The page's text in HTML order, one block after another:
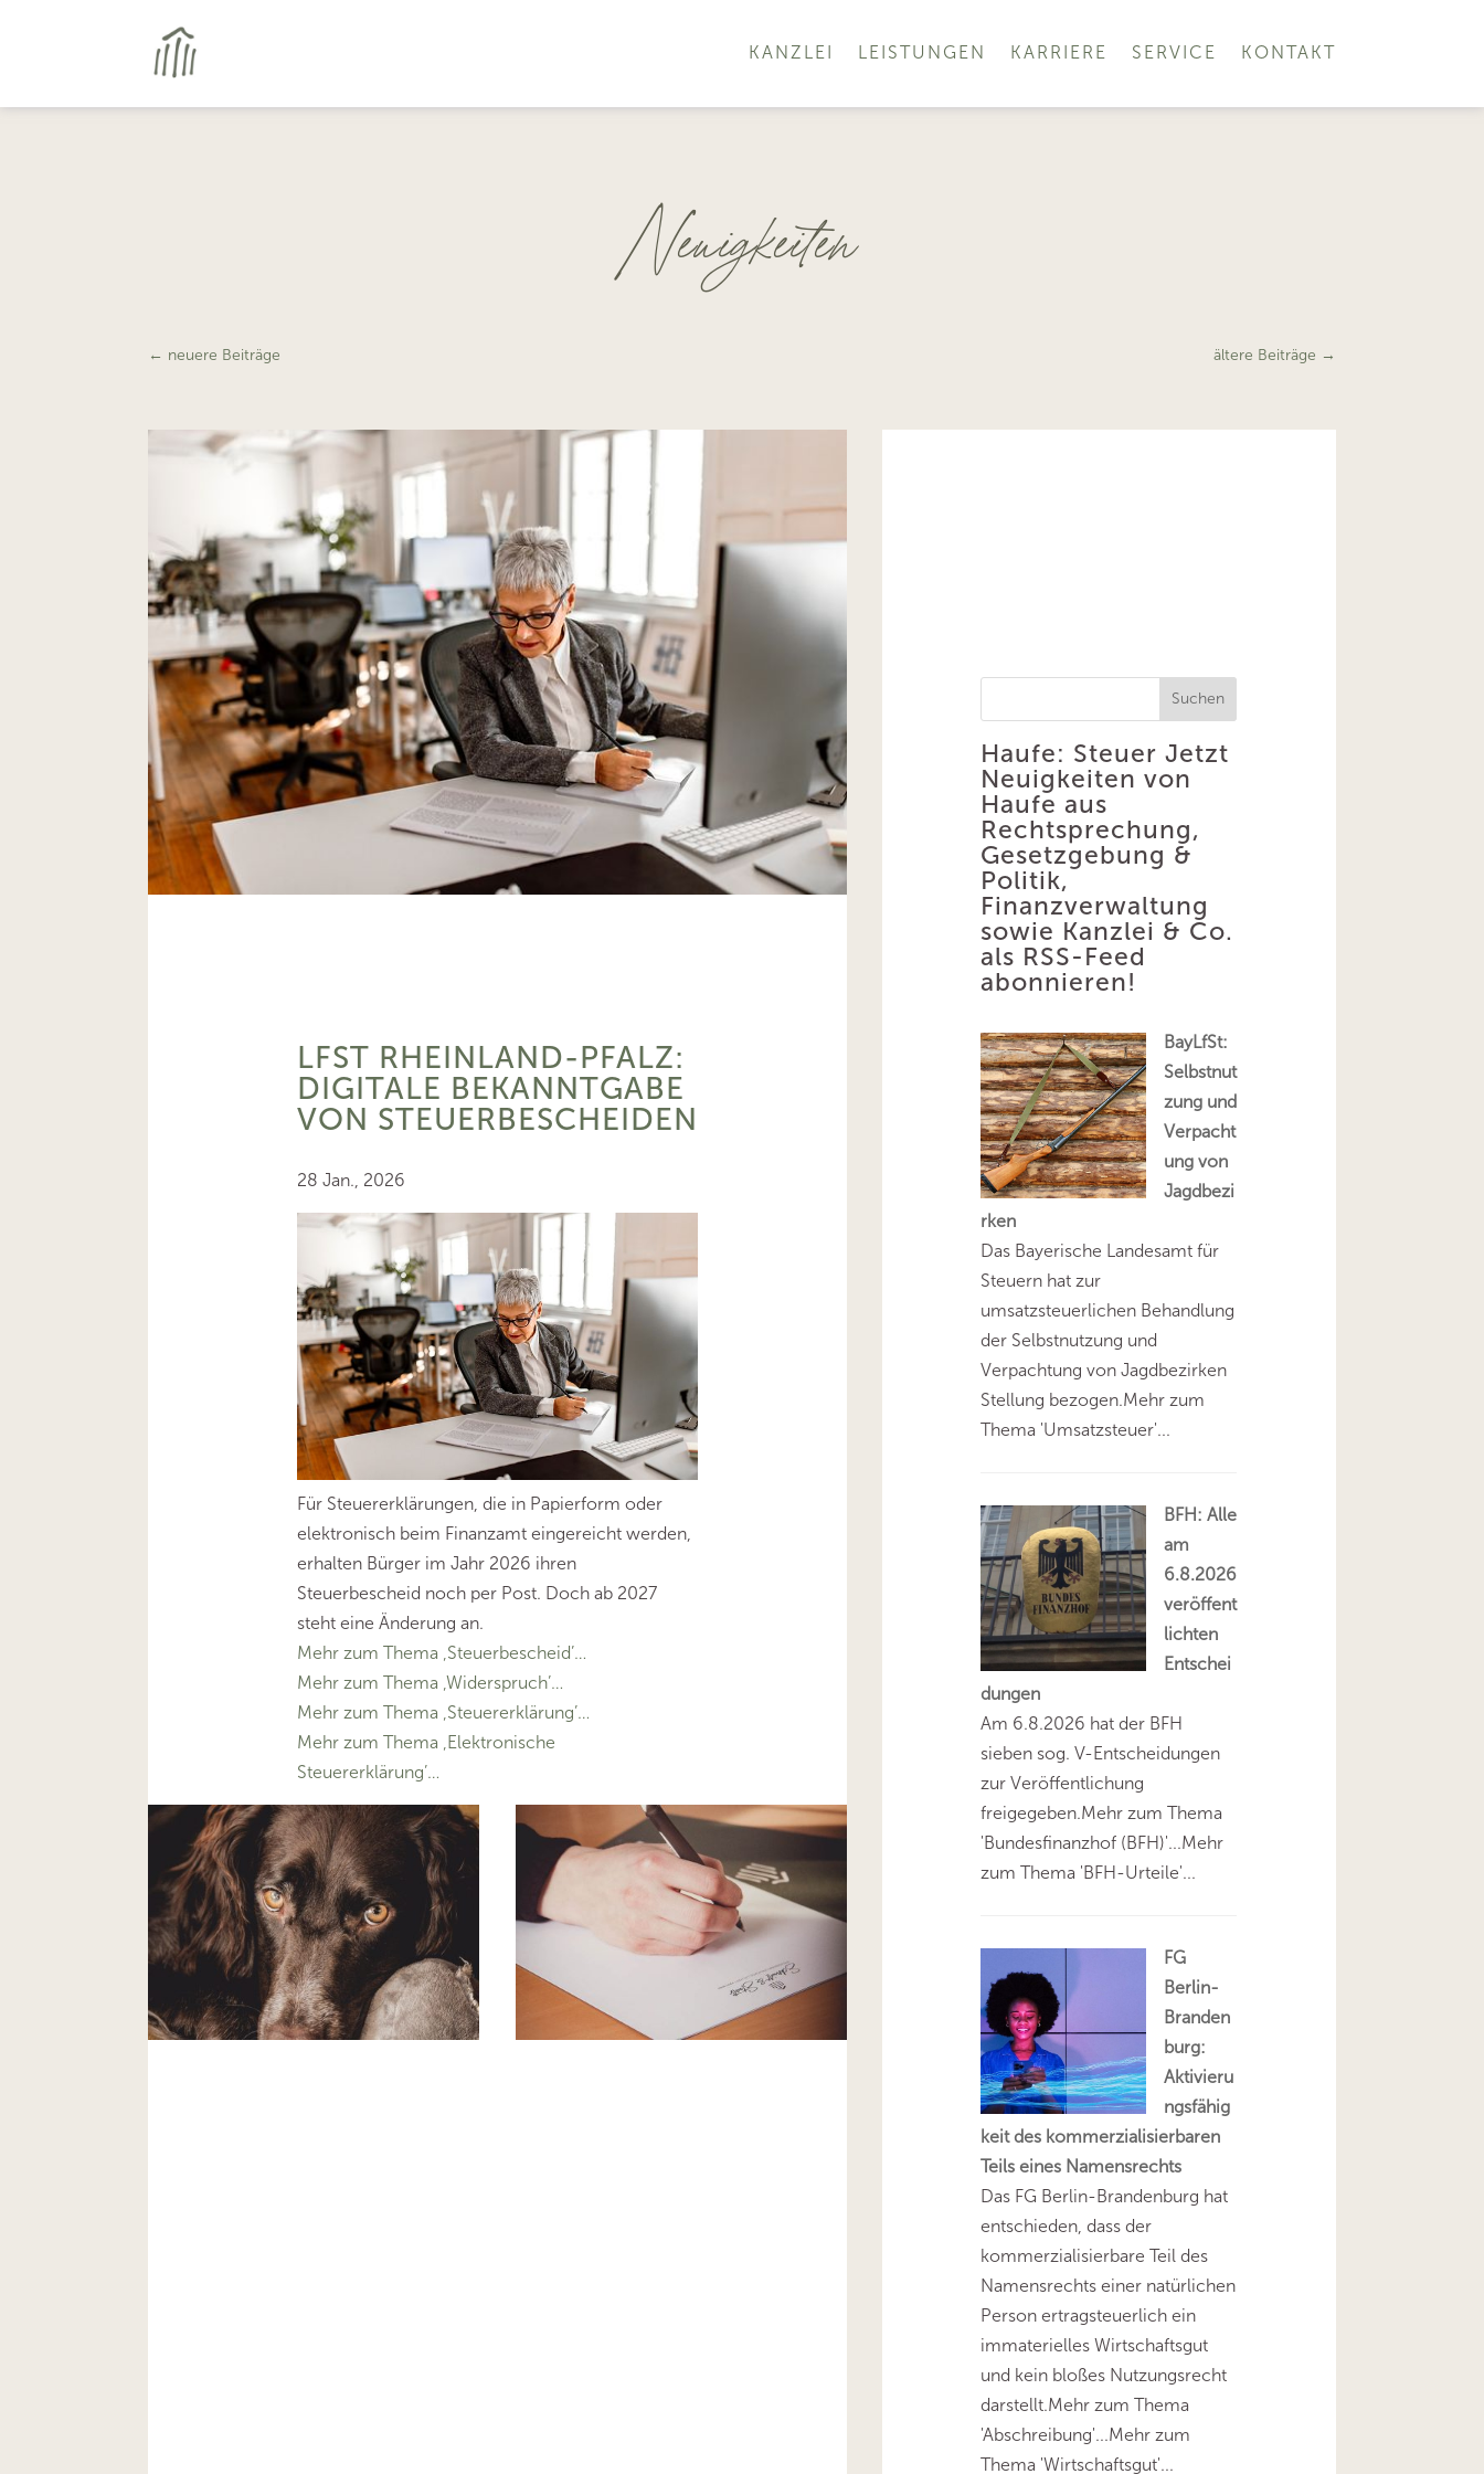
KANZLEI LEISTUNGEN KARRIERE SERVICE KONTAKT
Neuigkeiten
← neuere Beiträge ältere Beiträge →
LFST RHEINLAND-PFALZ:
DIGITALE BEKANNTGABE
VON STEUERBESCHEIDEN
28 Jan., 2026
Für Steuererklärungen, die in Papierform oder
elektronisch beim Finanzamt eingereicht werden,
erhalten Bürger im Jahr 2026 ihren
Steuerbescheid noch per Post. Doch ab 2027
steht eine Änderung an.
Mehr zum Thema ‚Steuerbescheid’…
Mehr zum Thema ‚Widerspruch’…
Mehr zum Thema ‚Steuererklärung’…
Mehr zum Thema ‚Elektronische
Steuererklärung’…
Suchen
Haufe: Steuer Jetzt
Neuigkeiten von
Haufe aus
Rechtsprechung,
Gesetzgebung &
Politik,
Finanzverwaltung
sowie Kanzlei & Co.
als RSS-Feed
abonnieren!
BayLfSt:
Selbstnut
zung und
Verpacht
ung von
Jagdbezi
rken
Das Bayerische Landesamt für
Steuern hat zur
umsatzsteuerlichen Behandlung
der Selbstnutzung und
Verpachtung von Jagdbezirken
Stellung bezogen.Mehr zum
Thema 'Umsatzsteuer'...
BFH: Alle
am
6.8.2026
veröffent
lichten
Entschei
dungen
Am 6.8.2026 hat der BFH
sieben sog. V-Entscheidungen
zur Veröffentlichung
freigegeben.Mehr zum Thema
'Bundesfinanzhof (BFH)'...Mehr
zum Thema 'BFH-Urteile'...
FG
Berlin-
Branden
burg:
Aktivieru
ngsfähig
keit des kommerzialisierbaren
Teils eines Namensrechts
Das FG Berlin-Brandenburg hat
entschieden, dass der
kommerzialisierbare Teil des
Namensrechts einer natürlichen
Person ertragsteuerlich ein
immaterielles Wirtschaftsgut
und kein bloßes Nutzungsrecht
darstellt.Mehr zum Thema
'Abschreibung'...Mehr zum
Thema 'Wirtschaftsgut'...